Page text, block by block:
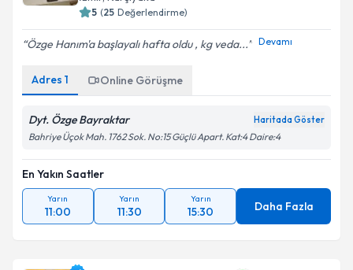
5 (25 Değerlendirme)
Özge Hanım'a başlayalı hafta oldu , kg veda... Devamı
Adres 1 Online Görüşme
Dyt. Özge Bayraktar Haritada Göster
Bahriye Üçok Mah. 1762 Sok. No:15 Güçlü Apart. Kat:4 Daire:4
En Yakın Saatler
Yarın
11:00
Yarın
11:30
Yarın
15:30 Daha Fazla